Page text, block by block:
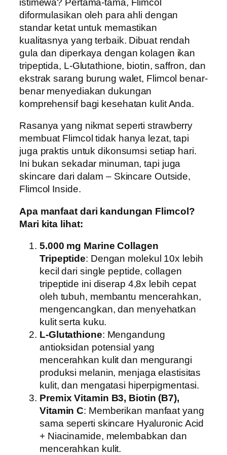
istimewa? Pertama-tama, Flimcol
diformulasikan oleh para ahli dengan
standar ketat untuk memastikan
kualitasnya yang terbaik. Dibuat rendah
gula dan diperkaya dengan kolagen ikan
tripeptida, L-Glutathione, biotin, saffron, dan
ekstrak sarang burung walet, Flimcol benar-
benar menyediakan dukungan
komprehensif bagi kesehatan kulit Anda.
Rasanya yang nikmat seperti strawberry
membuat Flimcol tidak hanya lezat, tapi
juga praktis untuk dikonsumsi setiap hari.
Ini bukan sekadar minuman, tapi juga
skincare dari dalam – Skincare Outside,
Flimcol Inside.
Apa manfaat dari kandungan Flimcol?
Mari kita lihat:
5.000 mg Marine Collagen
Tripeptide: Dengan molekul 10x lebih
kecil dari single peptide, collagen
tripeptide ini diserap 4,8x lebih cepat
oleh tubuh, membantu mencerahkan,
mengencangkan, dan menyehatkan
kulit serta kuku.
L-Glutathione: Mengandung
antioksidan potensial yang
mencerahkan kulit dan mengurangi
produksi melanin, menjaga elastisitas
kulit, dan mengatasi hiperpigmentasi.
Premix Vitamin B3, Biotin (B7),
Vitamin C: Memberikan manfaat yang
sama seperti skincare Hyaluronic Acid
+ Niacinamide, melembabkan dan
mencerahkan kulit.